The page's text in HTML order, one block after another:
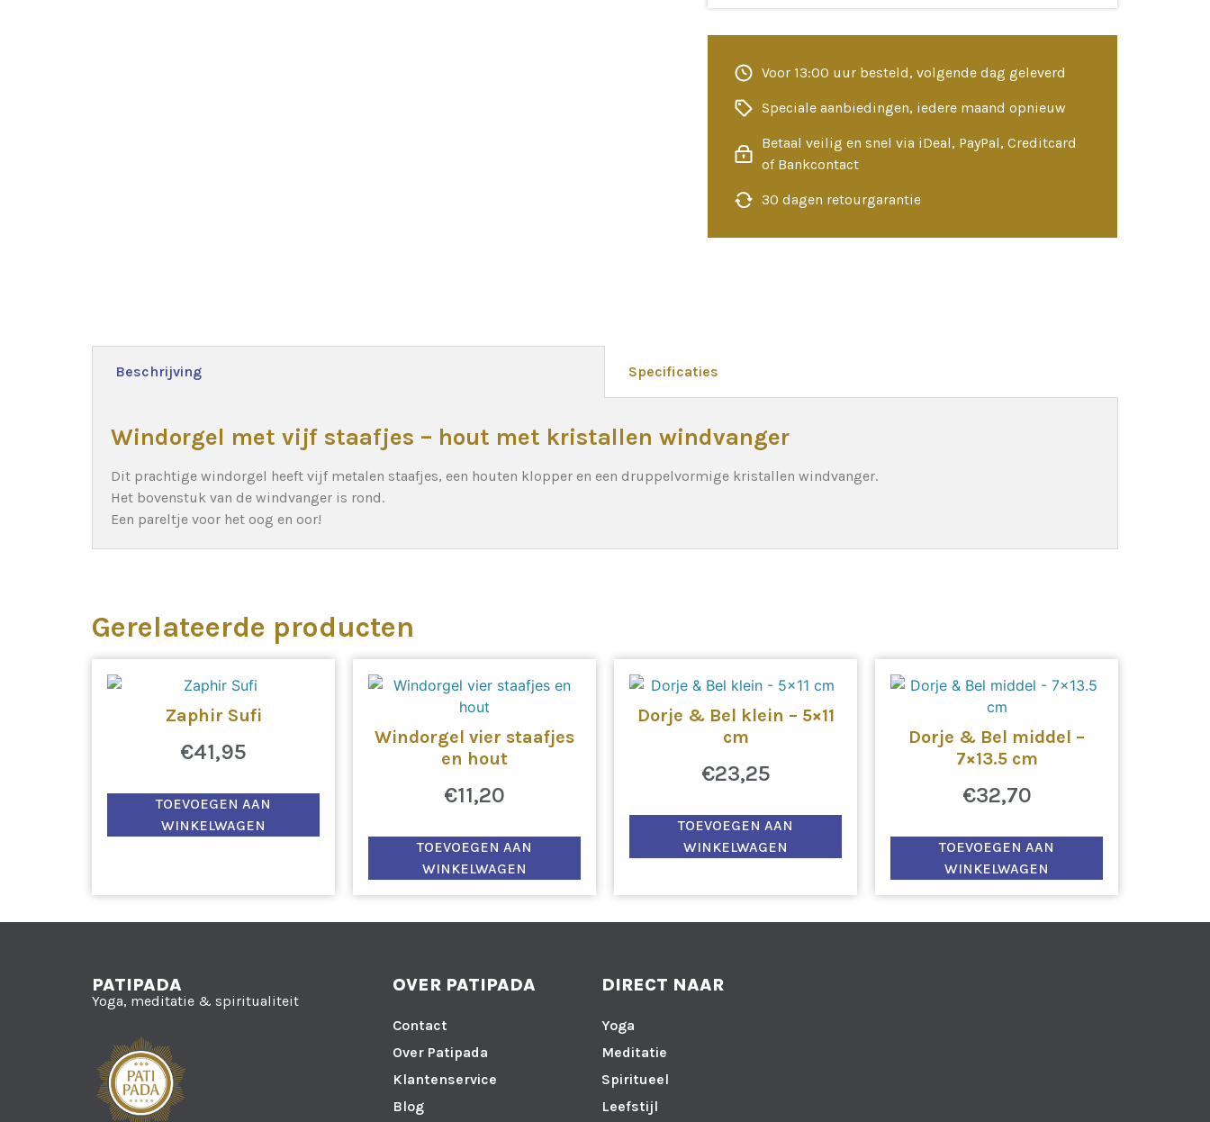
Voor 13:00 uur besteld, volgende dag geleverd
Speciale aanbiedingen, iedere maand opnieuw
Betaal veilig en snel via iDeal, PayPal, Creditcard
of Bankcontact
30 dagen retourgarantie
Beschrijving Specificaties
Windorgel met vijf staafjes – hout met kristallen windvanger
Dit prachtige windorgel heeft vijf metalen staafjes, een houten klopper en een druppelvormige kristallen windvanger.
Het bovenstuk van de windvanger is rond.
Een pareltje voor het oog en oor!
Gerelateerde producten
Zaphir Sufi
€41,95
TOEVOEGEN AAN
WINKELWAGEN
Windorgel vier staafjes
en hout
€11,20
TOEVOEGEN AAN
WINKELWAGEN
Dorje & Bel klein – 5×11
cm
€23,25
TOEVOEGEN AAN
WINKELWAGEN
Dorje & Bel middel –
7×13.5 cm
€32,70
TOEVOEGEN AAN
WINKELWAGEN
PATIPADA
Yoga, meditatie & spiritualiteit
OVER PATIPADA
Contact
Over Patipada
Klantenservice
Blog
DIRECT NAAR
Yoga
Meditatie
Spiritueel
Leefstijl